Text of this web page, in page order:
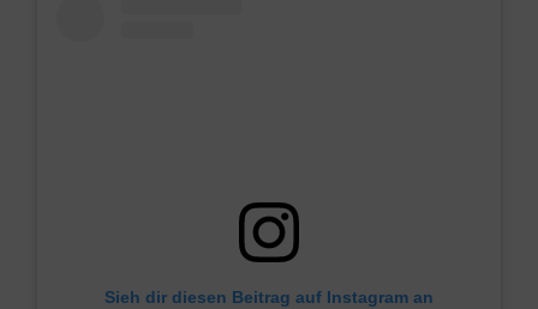
Sieh dir diesen Beitrag auf Instagram an